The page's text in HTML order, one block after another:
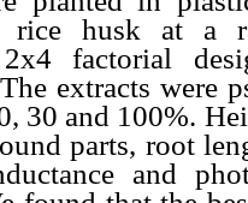
rice husk at a
2x4 factorial
extracts were
30 and 100%.
parts, root
and